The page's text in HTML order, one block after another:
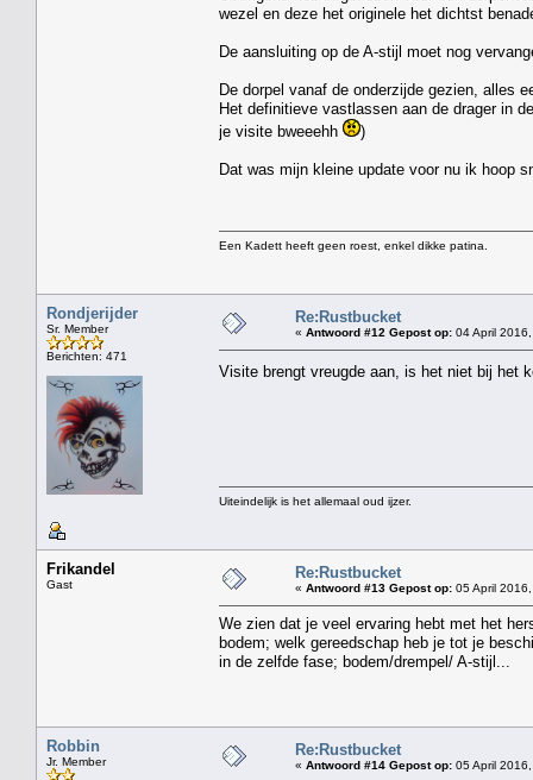
wezel en deze het originele het dichtst
De aansluiting op de A-stijl moet nog
De dorpel vanaf de onderzijde gezien, alles
Het definitieve vastlassen aan de drager in
je visite bweeehh
)
Dat was mijn kleine update voor nu ik hoop
Een Kadett heeft geen roest, enkel dikke patina.
Rondjerijder
Sr. Member
Berichten: 471
Re:Rustbucket
« Antwoord #12 Gepost op: 04 April
Visite brengt vreugde aan, is het niet bij het
Uiteindelijk is het allemaal oud ijzer.
Frikandel
Gast
Re:Rustbucket
« Antwoord #13 Gepost op: 05 April
We zien dat je veel ervaring hebt met het
bodem; welk gereedschap heb je tot je
in de zelfde fase; bodem/drempel/ A-stijl...
Robbin
Jr. Member
Re:Rustbucket
« Antwoord #14 Gepost op: 05 April